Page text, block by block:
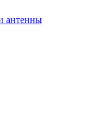
антенны